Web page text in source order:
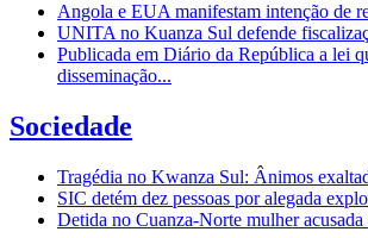
Angola e EUA manifestam intenção de
UNITA no Kuanza Sul defende
Publicada em Diário da República a lei
disseminação...
Sociedade
Tragédia no Kwanza Sul: Ânimos
SIC detém dez pessoas por alegada
Detida no Cuanza-Norte mulher